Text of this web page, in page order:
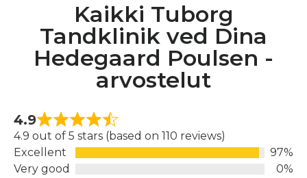
Kaikki Tuborg
Tandklinik ved Dina
Hedegaard Poulsen -
arvostelut
4.9
4.9 out of 5 stars (based on 110 reviews)
Excellent
97%
Very good
0%